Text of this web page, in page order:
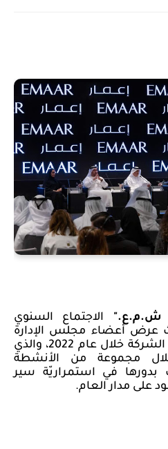
ش.م.ع." الاجتماع السنوي
عرض أعضاء مجلس الإدارة
الأداء المتميز الذي حقّقته الشركة خلال عام 2022، والذي
مجموعة من الأنشطة
بدورها في استمراريّة سير
على مدار العام.